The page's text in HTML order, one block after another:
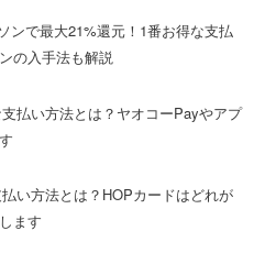
ンで最大21%還元！1番お得な支払
の入手法も解説
払い方法とは？ヤオコーPayやアプ
い方法とは？HOPカードはどれが
ます